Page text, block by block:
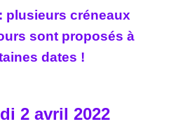
plusieurs créneaux
sont proposés à
dates !
2 avril 2022